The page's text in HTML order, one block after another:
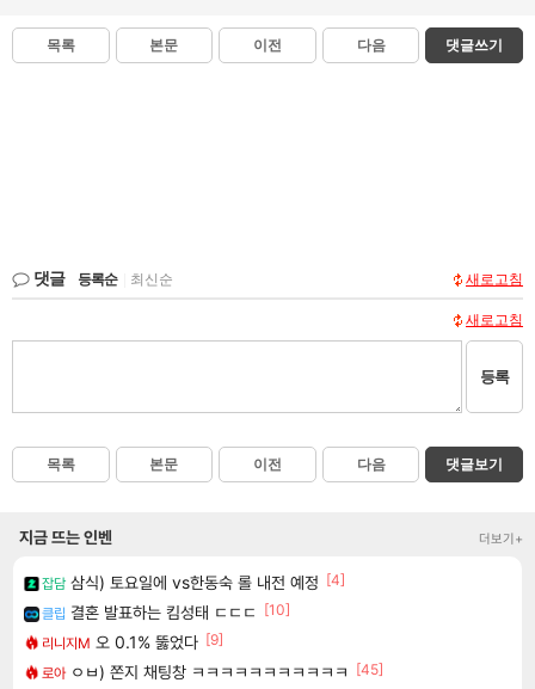
목록 본문 이전 다음 댓글쓰기
댓글 등록순 최신순 새로고침
새로고침
등록
목록 본문 이전 다음 댓글보기
지금 뜨는 인벤 더보기+
잡담 삼식) 토요일에 vs한동숙 롤 내전 예정 [4]
클립 결혼 발표하는 킴성태 ㄷㄷㄷ
[10]
리니지M 오 0.1% 뚫었다 [9]
로아 ㅇㅂ) 쫀지 채팅창 ㅋㅋㅋㅋㅋㅋㅋㅋㅋㅋㅋ
[45]